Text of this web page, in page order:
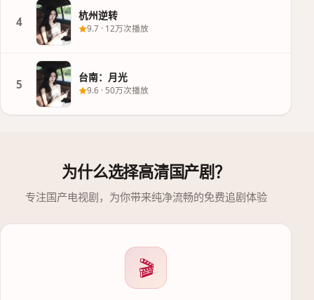
4 杭州逆转
9.7 · 12万次播放
5 台南：月光
9.6 · 50万次播放
为什么选择高清国产剧？
专注国产电视剧，为你带来纯净流畅的免费追剧体验
🎬